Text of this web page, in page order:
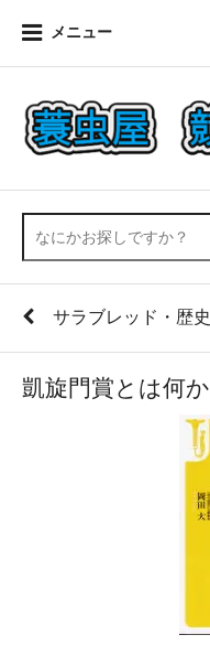
メニュー
サラブレッド・歴史
凱旋門賞とは何か